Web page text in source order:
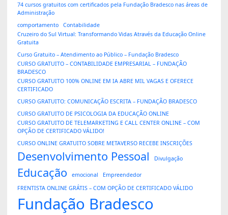
74 cursos gratuitos com certificados pela Fundação Bradesco nas áreas de
Administração
comportamento
Contabilidade
Cruzeiro do Sul Virtual: Transformando Vidas Através da Educação Online
Gratuita
Curso Gratuito – Atendimento ao Público – Fundação Bradesco
CURSO GRATUITO – CONTABILIDADE EMPRESARIAL – FUNDAÇÃO
BRADESCO
CURSO GRATUITO 100% ONLINE EM IA ABRE MIL VAGAS E OFERECE
CERTIFICADO
CURSO GRATUITO: COMUNICAÇÃO ESCRITA – FUNDAÇÃO BRADESCO
CURSO GRATUITO DE PSICOLOGIA DA EDUCAÇÃO ONLINE
CURSO GRATUITO DE TELEMARKETING E CALL CENTER ONLINE – COM
OPÇÃO DE CERTIFICADO VÁLIDO!
CURSO ONLINE GRATUITO SOBRE METAVERSO RECEBE INSCRIÇÕES
Desenvolvimento Pessoal Divulgação
Educação emocional
Empreendedor
FRENTISTA ONLINE GRÁTIS – COM OPÇÃO DE CERTIFICADO VÁLIDO
Fundação Bradesco